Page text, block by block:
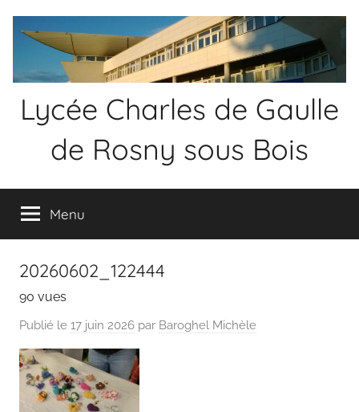
Lycée Charles de Gaulle
de Rosny sous Bois
Menu
20260602_122444
90 vues
Publié le 17 juin 2026 par Baroghel Michèle